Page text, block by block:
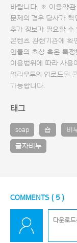
바랍니다. ※ 이용약관
문제의 경우 당사가 책
추가 정보가 필요할 수
콘텐츠 관련기관에 확
인물의 초상 혹은 특
이용범위에 따라 사용
얼라우투의 업로드된
가능합니다.
태그
soap 숍 비
글자비누
COMMENTS ( 5)